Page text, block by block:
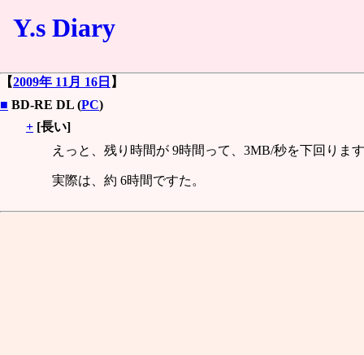
Y.s Diary
【2009年 11月 16日 】
■ BD-RE DL (PC)
+ [長い]
えっと、残り時間が 9時間って、3MB/秒を下回りま
実際は、約 6時間ですた。